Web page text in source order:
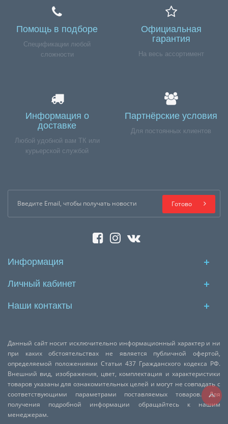
Помощь в подборе
Спецификации любой
сложности
Официальная
гарантия
На весь ассортимент
Информация о
доставке
Любой удобной вам ТК или
курьерской службой
Партнёрские условия
Для постоянных клиентов
Готово
Информация
Личный кабинет
Наши контакты
Данный сайт носит исключительно информационный характер и ни
при каких обстоятельствах не является публичной офертой,
определяемой положениями Статьи 437 Гражданского кодекса РФ.
Внешний вид, изображения, цвет, комплектация и характеристики
товаров указаны для ознакомительных целей и могут не совпадать с
соответствующими параметрами поставляемых товаров. Для
получения подробной информации обращайтесь к нашим
менеджерам.